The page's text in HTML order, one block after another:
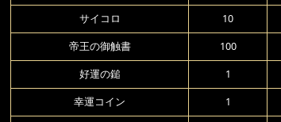
サイコロ 10
帝王の御触書 100
好運の鎚 1
幸運コイン 1